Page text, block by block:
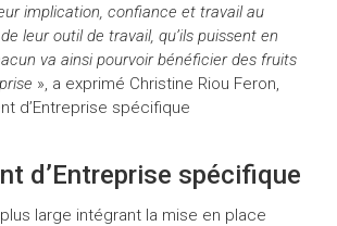
implication, confiance et travail au
leur outil de travail, qu’ils puissent en
va ainsi pourvoir bénéficier des fruits
», a exprimé Christine Riou Feron,
d’Entreprise spécifique
d’Entreprise spécifique
large intégrant la mise en place